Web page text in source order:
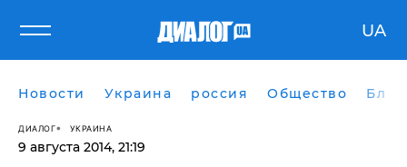
UA
Новости Украина россия Общество
ДИАЛОГ УКРАИНА
9 августа 2014, 21:19